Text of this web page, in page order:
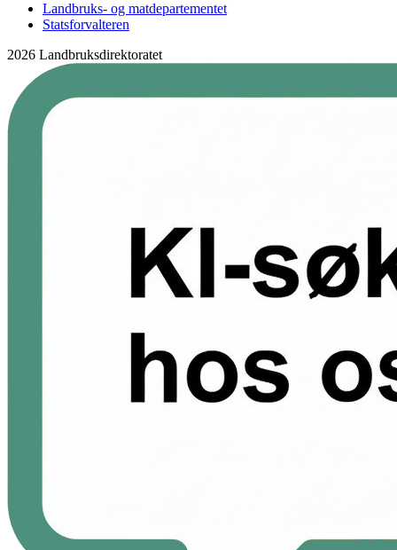
Landbruks- og matdepartementet
Statsforvalteren
2026 Landbruksdirektoratet